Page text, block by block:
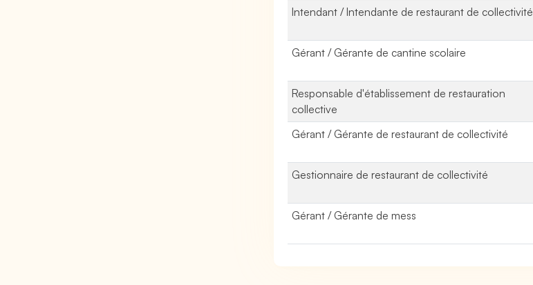
Intendant / Intendante de restaurant de collectivité
Gérant / Gérante de cantine scolaire
Responsable d'établissement de restauration
collective
Gérant / Gérante de restaurant de collectivité
Gestionnaire de restaurant de collectivité
Gérant / Gérante de mess